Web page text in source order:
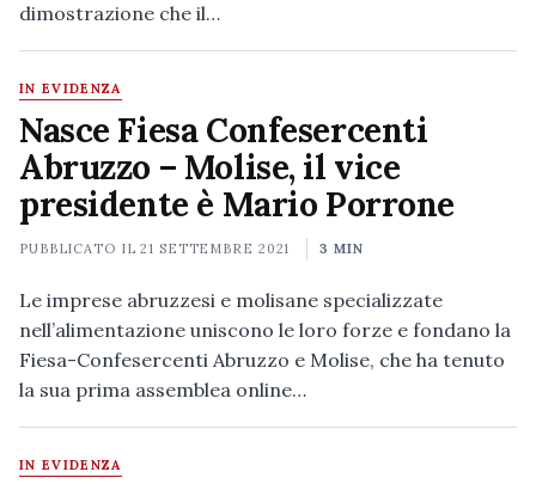
dimostrazione che il…
IN EVIDENZA
Nasce Fiesa Confesercenti
Abruzzo – Molise, il vice
presidente è Mario Porrone
PUBBLICATO IL21 SETTEMBRE 2021 3 MIN
Le imprese abruzzesi e molisane specializzate
nell’alimentazione uniscono le loro forze e fondano la
Fiesa-Confesercenti Abruzzo e Molise, che ha tenuto
la sua prima assemblea online…
IN EVIDENZA